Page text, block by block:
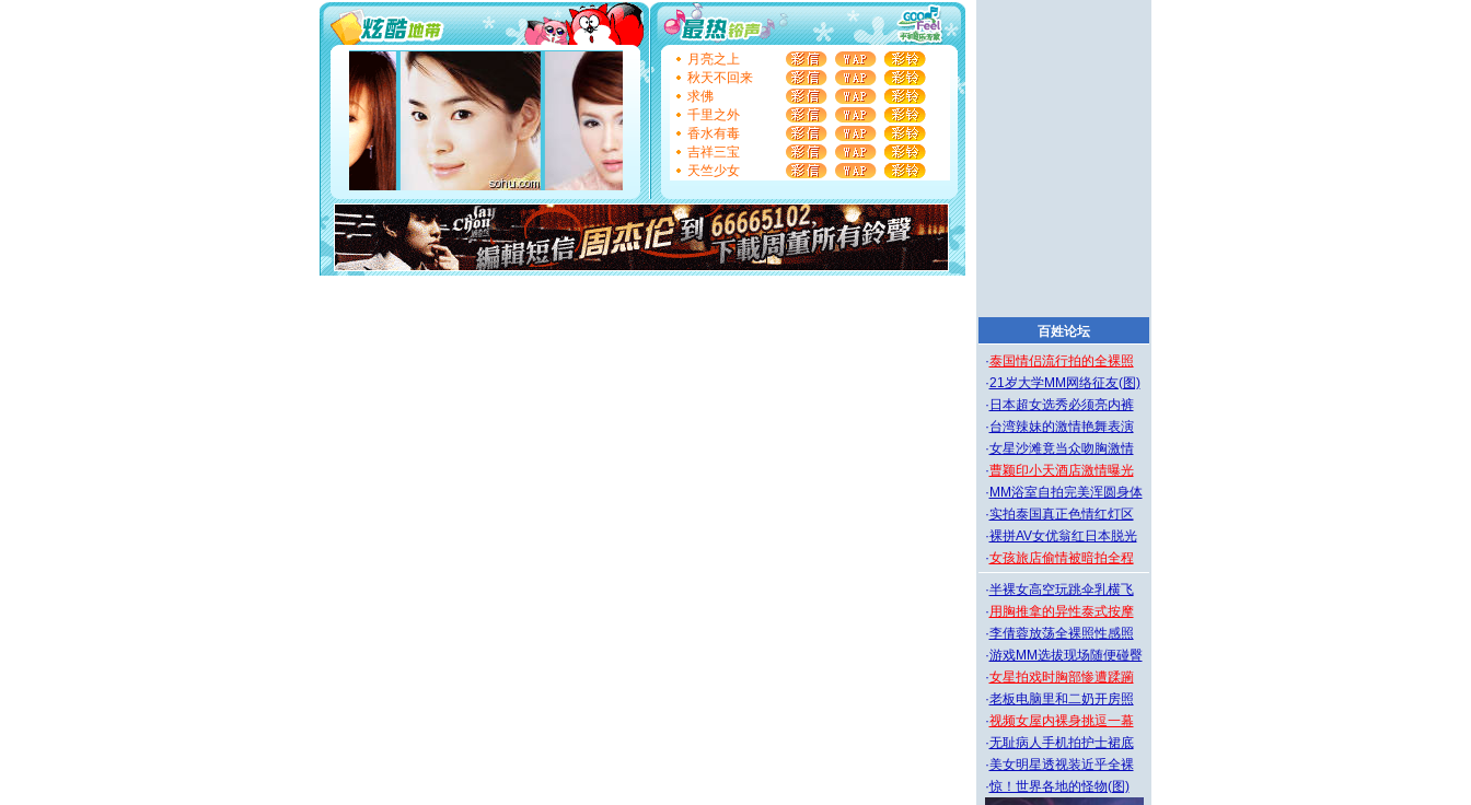
你太多，只有给你五千万：千万快乐！千万要健康！千万
要平安！千万要知足！千万不要忘记我！
[圣诞节]不只这样的日子才会想起你,而是这样的日子才
能正大光明地骚扰你,告诉你,圣诞要快乐!新年要快乐!天天
都要快乐噢!
[圣诞节]奉上一颗祝福的心,在这个特别的日子里,愿幸福,
如意,快乐,鲜花,一切美好的祝愿与你同在.圣诞快乐!
[元旦]
看到你我会触电；看不到你我要充电；没有你我会
断电。爱你是我职业，想你是我事业，抱你是我特长，吻
你是我专业！水晶之恋祝你新年快乐
[元旦]如果上天让我许三个愿望，一是今生今世和你在一
起；二是再生再世和你在一起；三是三生三世和你不再分
离。水晶之恋祝你新年快乐
[元旦]当我狠下心扭头离去那一刻，你在我身后无助地哭
泣，这痛楚让我明白我多么爱你。我转身抱住你：这猪不
月亮之上
秋天不回来
求佛
千里之外
香水有毒
吉祥三宝
天竺少女
百姓论坛
·泰国情侣流行拍的全裸照
·21岁大学MM网络征友(图)
· 日本超女选秀必须亮内裤
·台湾辣妹的激情艳舞表演
·女星沙滩竟当众吻胸激情
·曹颖印小天酒店激情曝光
· MM浴室自拍完美浑圆身体
·实拍泰国真正色情红灯区
·裸拼AV女优翁红日本脱光
·女孩旅店偷情被暗拍全程
·半裸女高空玩跳伞乳横飞
·用胸推拿的异性泰式按摩
·李倩蓉放荡全裸照性感照
·游戏MM选拔现场随便碰臀
·女星拍戏时胸部惨遭蹂躏
·老板电脑里和二奶开房照
·视频女屋内裸身挑逗一幕
·无耻病人手机拍护士裙底
·美女明星透视装近乎全裸
·惊！世界各地的怪物(图)